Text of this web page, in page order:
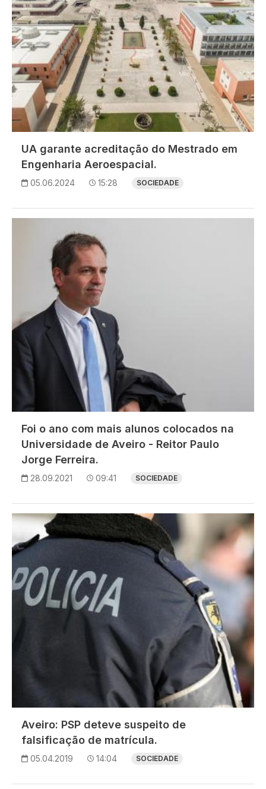
UA garante acreditação do Mestrado em
Engenharia Aeroespacial.
05.06.2024 15:28 SOCIEDADE
Foi o ano com mais alunos colocados na
Universidade de Aveiro - Reitor Paulo
Jorge Ferreira.
28.09.2021 09:41 SOCIEDADE
Imagem
Aveiro: PSP deteve suspeito de
falsificação de matrícula.
05.04.2019 14:04 SOCIEDADE